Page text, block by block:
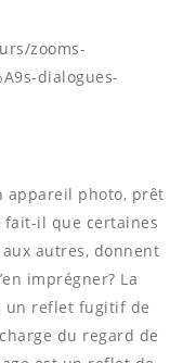
zooms-
dialogues-
appareil photo, prêt
fait-il que certaines
autres, donnent
imprégner? La
un reflet fugitif de
du regard de